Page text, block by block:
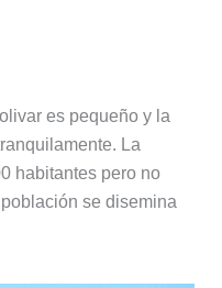
es pequeño y la
La
habitantes pero no
se disemina